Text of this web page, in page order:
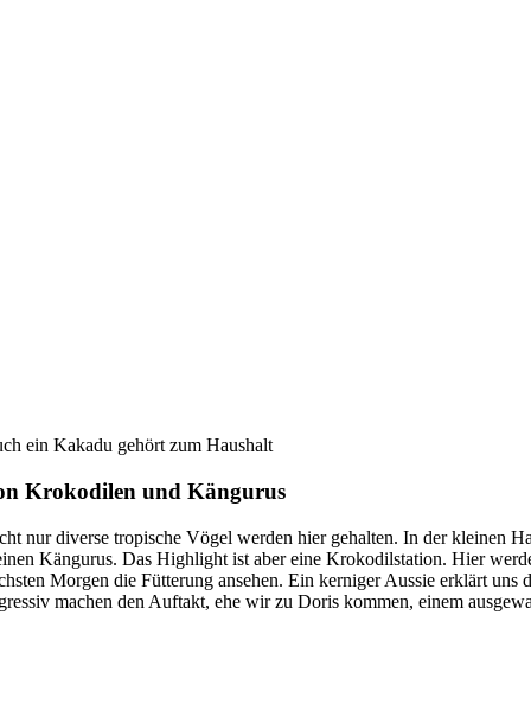
ein Kakadu gehört zum Haushalt
Krokodilen und Kängurus
nur diverse tropische Vögel werden hier gehalten. In der kleinen
Kängurus. Das Highlight ist aber eine Krokodilstation. Hier
Morgen die Fütterung ansehen. Ein kerniger Aussie erklärt
machen den Auftakt, ehe wir zu Doris kommen, einem